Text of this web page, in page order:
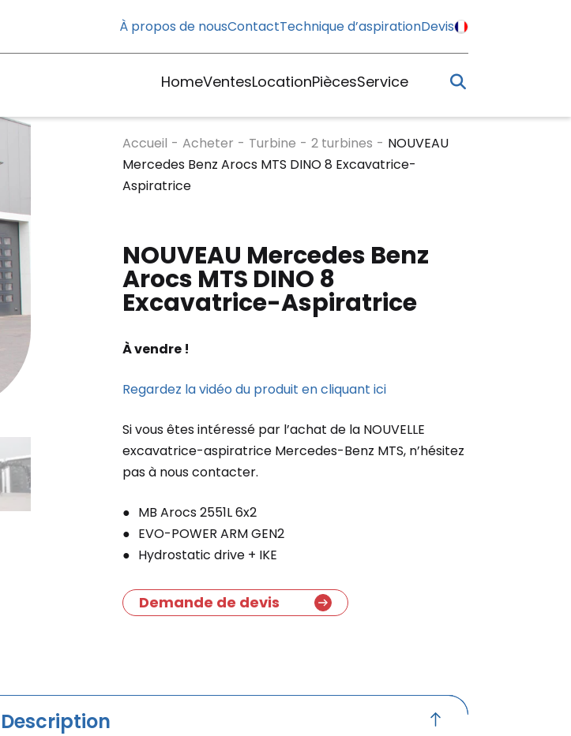
À propos de nousContactTechnique d’aspirationDevis
HomeVentesLocationPiècesService
Accueil - Acheter - Turbine - 2 turbines - NOUVEAU
Mercedes Benz Arocs MTS DINO 8 Excavatrice-
Aspiratrice
NOUVEAU Mercedes Benz
Arocs MTS DINO 8
Excavatrice-Aspiratrice
À vendre !
Regardez la vidéo du produit en cliquant ici
Si vous êtes intéressé par l’achat de la NOUVELLE
excavatrice-aspiratrice Mercedes-Benz MTS, n’hésitez
pas à nous contacter.
MB Arocs 2551L 6x2
EVO-POWER ARM GEN2
Hydrostatic drive + IKE
Demande de devis
Description